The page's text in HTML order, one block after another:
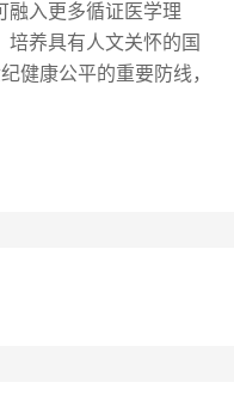
融入更多循证医学理
养具有人文关怀的国
健康公平的重要防线，